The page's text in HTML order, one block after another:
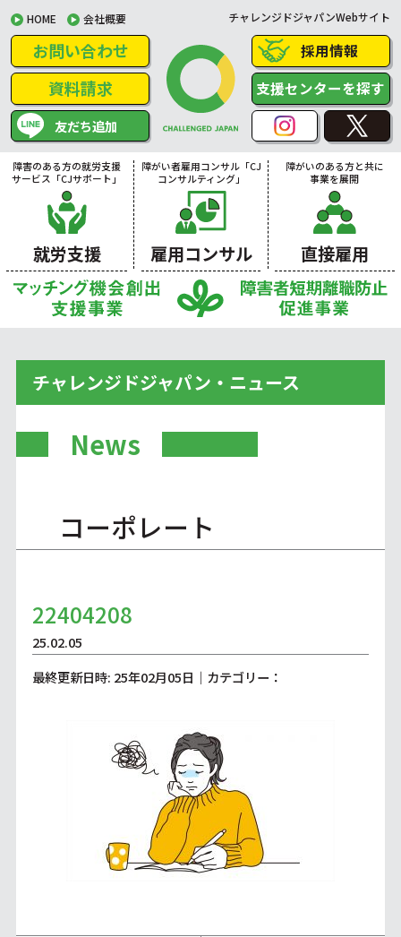
HOME 会社概要 チャレンジドジャパンWebサイト
お問い合わせ
資料請求
友だち追加
採用情報
支援センターを探す
障害のある方の就労支援
サービス「CJサポート」
就労支援
障がい者雇用コンサル「CJ
コンサルティング」
雇用コンサル
障がいのある方と共に
事業を展開
直接雇用
チャレンジドジャパン・ニュース
News
コーポレート
22404208
25.02.05
最終更新日時: 25年02月05日｜カテゴリー：